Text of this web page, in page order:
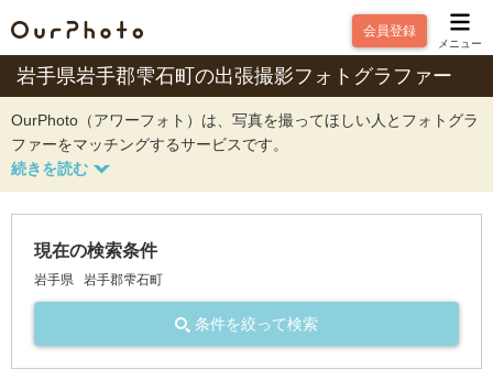
会員登録
メニュー
岩手県岩手郡雫石町の出張撮影フォトグラファー
OurPhoto（アワーフォト）は、写真を撮ってほしい人とフォトグラ
ファーをマッチングするサービスです。
現在の検索条件
岩手県 岩手郡雫石町
条件を絞って検索